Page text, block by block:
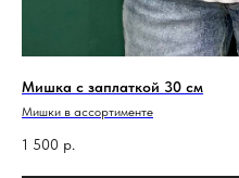
Мишка с заплаткой 30 см
Мишки в ассортименте
1 500 р.